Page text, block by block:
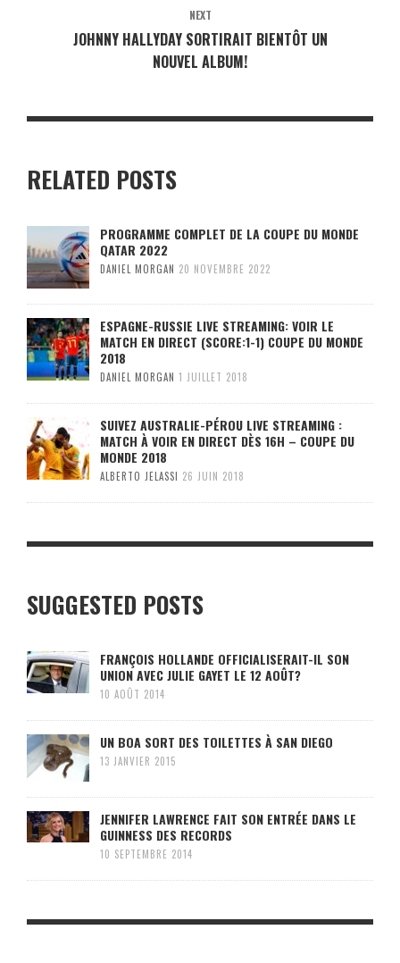
NEXT
JOHNNY HALLYDAY SORTIRAIT BIENTÔT UN
NOUVEL ALBUM!
RELATED POSTS
PROGRAMME COMPLET DE LA COUPE DU MONDE
QATAR 2022
DANIEL MORGAN 20 NOVEMBRE 2022
ESPAGNE-RUSSIE LIVE STREAMING: VOIR LE
MATCH EN DIRECT (SCORE:1-1) COUPE DU MONDE
2018
DANIEL MORGAN 1 JUILLET 2018
SUIVEZ AUSTRALIE-PÉROU LIVE STREAMING :
MATCH À VOIR EN DIRECT DÈS 16H – COUPE DU
MONDE 2018
ALBERTO JELASSI 26 JUIN 2018
SUGGESTED POSTS
FRANÇOIS HOLLANDE OFFICIALISERAIT-IL SON
UNION AVEC JULIE GAYET LE 12 AOÛT?
10 AOÛT 2014
UN BOA SORT DES TOILETTES À SAN DIEGO
13 JANVIER 2015
JENNIFER LAWRENCE FAIT SON ENTRÉE DANS LE
GUINNESS DES RECORDS
10 SEPTEMBRE 2014